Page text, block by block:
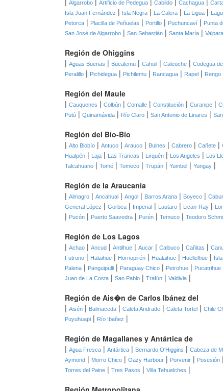
Algarrobo Artificio de Pedegua Cabildo Cachagua
Isla Juan Fernández | Isla Negra | La Calera | La Ligua |
Petorca | Placilla de Peñuelas | Portillo | Puchuncaví | Punta
San José de Algarrobo | San Sebastián | Santa María |
Región de Ohiggins
| Aguas Buenas | Bucalemu | Cahuil | Caleuche | Codegua
Peralillo | Pichidegua | Pichilemu | Rancagua | Rapel | Rengo
Región del Maule
| Cauquenes | Colbún | Comalle | Constitución | Curanipe |
Putú | Quinamávida | Río Claro | San Antonio de Linares |
Región del Bío-Bío
| Alto Biobío | Antuco | Arauco | Bulnes | Cabrero | Cañete |
Hualpén | Laja | Las Trancas | Lirquén | Los Angeles | Los
Talcahuano | Tomé | Tomeco | Trupán | Yumbel | Yungay |
Región de la Araucanía
| Almagro | Ancahual | Angol | Barros Arana | Boyeco |
General López | Gorbea | Imperial | Lautaro | Lican-Ray |
| Pucón | Puerto Saavedra | Purén | Temuco | Teodoro
Región de Los Lagos
| Achao | Ancud | Antilhue | Aucar | Calbuco | Cañitas |
Futrono | Halaihue | Hornopirén | Hualaihue | Huellelhue |
Palena | Panguipulli | Paraguay Chico | Petrohue | Pucatrihue
Juan de La Costa | San Pablo | Trafún | Valdivia |
Región de Ais�n de Carlos Ibánez del
| Aisén | Balmaceda | Caleta Andrade | Caleta Tortel | Chile
Puyuhuapi | Río Ibañez |
Región de Magallanes y Antártica de
| Agua Fresca | Antártica | Bernardo O'Higgins | Cabeza de
Aymond | Morro Chico | Oazy Harbour | Porvenir | Posesión |
Torres del Paine | Tres Pasos | Villa Tehuelches |